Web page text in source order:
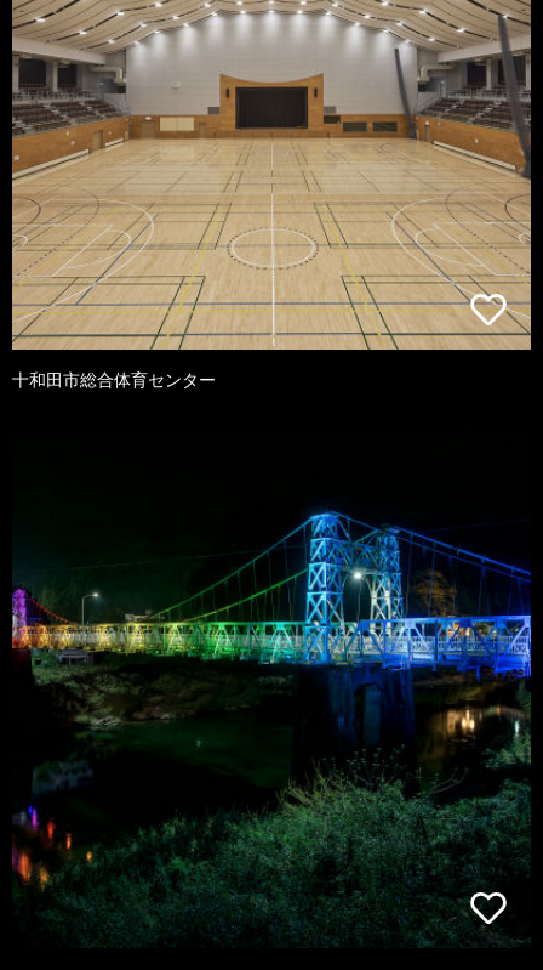
十和田市総合体育センター